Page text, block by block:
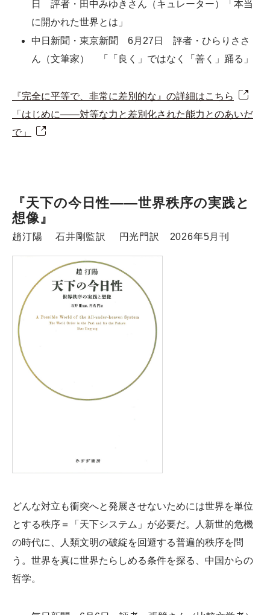
日 評者・田中みゆきさん（キュレーター）「本当
に開かれた世界とは」
中日新聞・東京新聞 6月27日 評者・ひらりささ
ん（文筆家） 「「良く」ではなく「善く」踊る」
『完全に平等で、非常に差別的な』の詳細はこちら
「はじめに――対等な力と差別化された能力とのあいだ
で」
『天下の今日性――世界秩序の実践と
想像』
趙汀陽 石井剛監訳 円光門訳 2026年5月刊
どんな対立も衝突へと発展させないためには世界を単位
とする秩序＝「天下システム」が必要だ。人新世的危機
の時代に、人類文明の破綻を回避する普遍的秩序を問
う。世界を真に世界たらしめる条件を探る、中国からの
哲学。